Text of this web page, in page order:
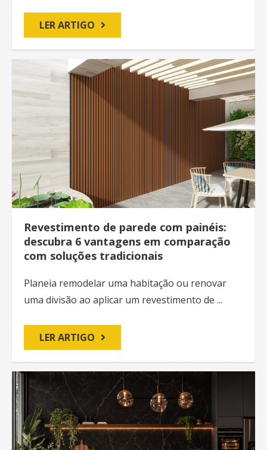
LER ARTIGO
Revestimento de parede com painéis:
descubra 6 vantagens em comparação
com soluções tradicionais
Planeia remodelar uma habitação ou renovar
uma divisão ao aplicar um revestimento de ...
LER ARTIGO